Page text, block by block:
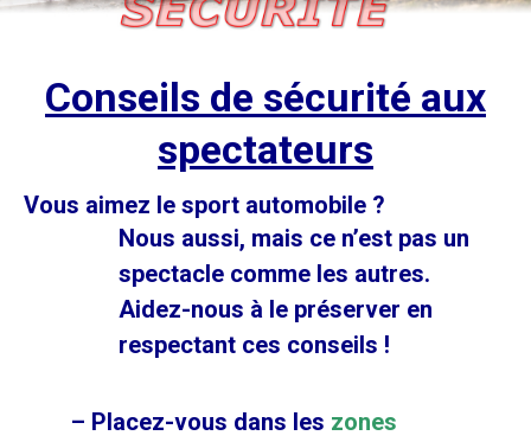
Conseils de sécurité aux
spectateurs
Vous aimez le sport automobile ?
Nous aussi, mais ce n’est pas un
spectacle comme les autres.
Aidez-nous à le préserver en
respectant ces conseils !
– Placez-vous dans les zones